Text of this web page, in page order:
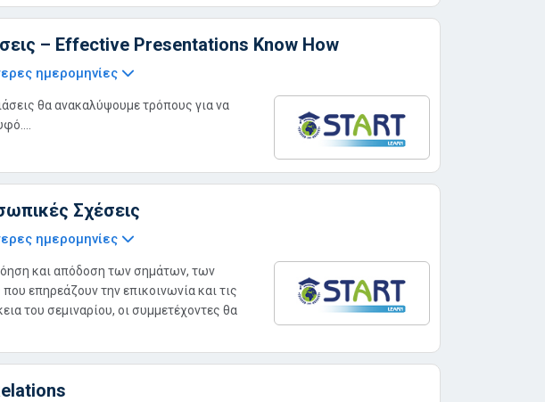
– Effective Presentations Know How
ημερομηνίες
θα ανακαλύψουμε τρόπους για να
Σχέσεις
ημερομηνίες
και απόδοση των σημάτων, των
επηρεάζουν την επικοινωνία και τις
του σεμιναρίου, οι συμμετέχοντες θα